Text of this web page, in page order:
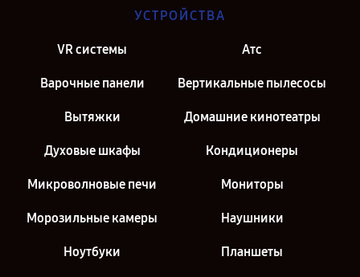
Петербург
УСТРОЙСТВА
VR системы Атс
Варочные панели Вертикальные пылесосы
Вытяжки Домашние кинотеатры
Духовые шкафы Кондиционеры
Микроволновые печи Мониторы
Морозильные камеры Наушники
Ноутбуки Планшеты